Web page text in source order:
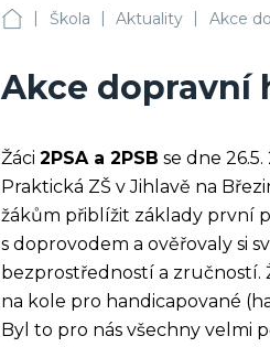
OA, VOŠZ a SZŠ, SOŠS Jihlava
| Škola | Aktuality | Akce
Akce dopravní
Žáci 2PSA a 2PSB se dne
Praktická ZŠ v Jihlavě na
žákům přiblížit základy první
s doprovodem a ověřovaly si
bezprostředností a zručností.
na kole pro handicapované
Byl to pro nás všechny velmi